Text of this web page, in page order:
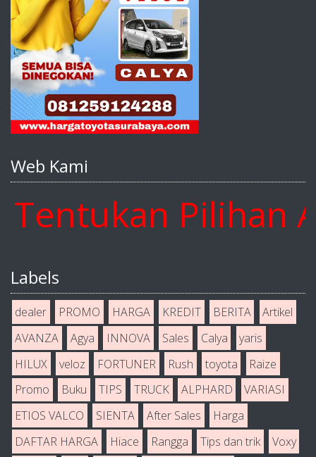
Web Kami
Pilihan
Labels
dealer PROMO HARGA KREDIT BERITA
Artikel
AVANZA
Agya INNOVA Sales Calya
yaris
HILUX
veloz FORTUNER Rush toyota
Raize
Promo
Buku TIPS TRUCK ALPHARD
VARIASI
ETIOS VALCO
SIENTA After Sales
Harga
DAFTAR HARGA
Hiace Rangga Tips dan trik
Voxy